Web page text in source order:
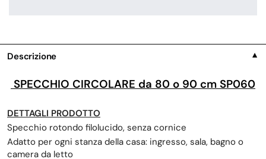
Descrizione ▼
SPECCHIO CIRCOLARE da 80 o 90 cm SP060
DETTAGLI PRODOTTO
Specchio rotondo filolucido, senza cornice
Adatto per ogni stanza della casa: ingresso, sala, bagno o
camera da letto